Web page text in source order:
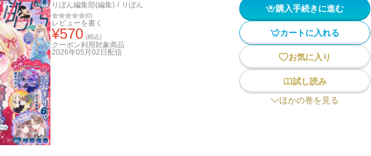
りぼん編集部(編集) / りぼん
(0)
レビューを書く
¥570 (税込)
クーポン利用対象商品
2026年05月02日 配信
購入手続きに進む
カートに入れる
お気に入り
試し読み
ほかの巻を見る